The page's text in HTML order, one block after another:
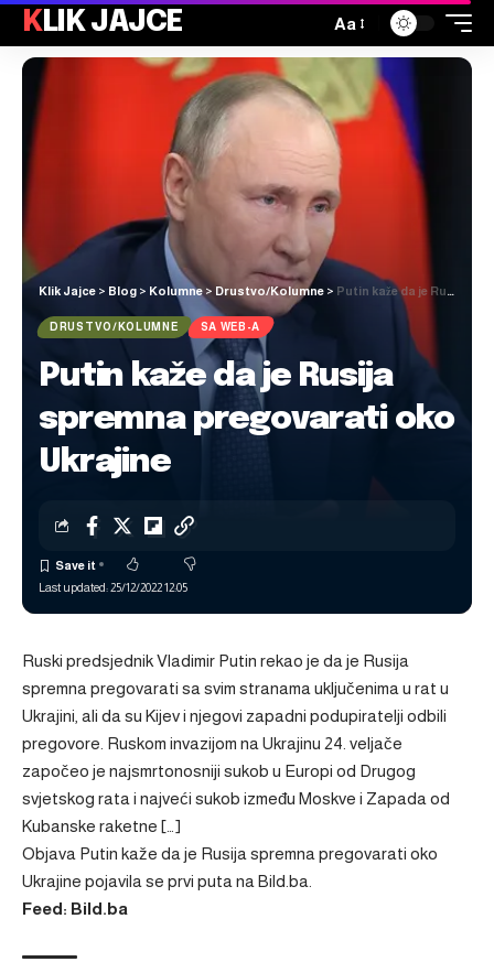
KLIK JAJCE Aa
Klik Jajce > Blog > Kolumne > Drustvo/Kolumne > Putin kaže da je Rusija spremna pregovarati oko Ukrajine
DRUSTVO/KOLUMNE SA WEB-A
Putin kaže da je Rusija
spremna pregovarati oko
Ukrajine
Last updated: 25/12/2022 12:05
Ruski predsjednik Vladimir Putin rekao je da je Rusija
spremna pregovarati sa svim stranama uključenima u rat u
Ukrajini, ali da su Kijev i njegovi zapadni podupiratelji odbili
pregovore. Ruskom invazijom na Ukrajinu 24. veljače
započeo je najsmrtonosniji sukob u Europi od Drugog
svjetskog rata i najveći sukob između Moskve i Zapada od
Kubanske raketne […]
Objava Putin kaže da je Rusija spremna pregovarati oko
Ukrajine pojavila se prvi puta na Bild.ba
Feed: Bild.ba